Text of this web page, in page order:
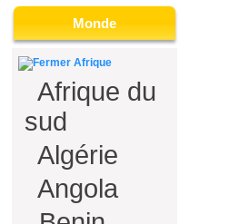
Monde
Afrique
Afrique du
sud
Algérie
Angola